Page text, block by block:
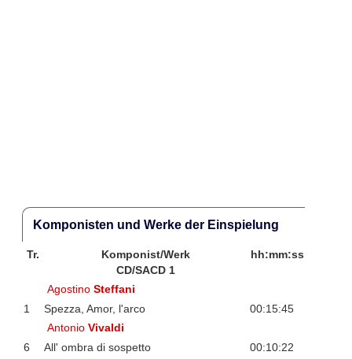
Komponisten und Werke der Einspielung
Tr. Komponist/Werk
hh:mm:ss
CD/SACD 1
AgostinoSteffani
1
Spezza, Amor, l'arco
00:15:45
AntonioVivaldi
6
All' ombra di sospetto
00:10:22